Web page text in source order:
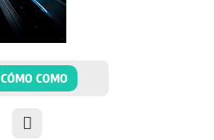
CÓMO COMO